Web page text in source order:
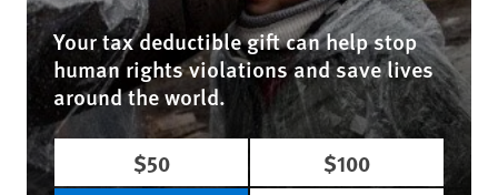
Your tax deductible gift can help stop
human rights violations and save lives
around the world.
$50
$100